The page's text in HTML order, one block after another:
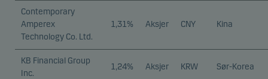
Contemporary
Amperex
Technology Co. Ltd.
1,31% Aksjer CNY Kina
KB Financial Group
Inc.
1,24% Aksjer KRW Sør-Korea